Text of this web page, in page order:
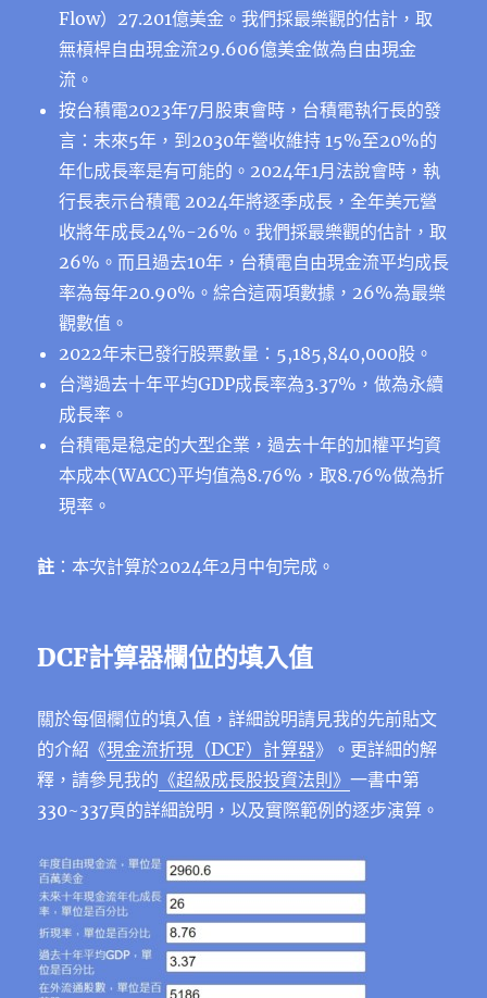
Flow）27.201億美金。我們採最樂觀的估計，取
無槓桿自由現金流29.606億美金做為自由現金
流。
按台積電2023年7月股東會時，台積電執行長的發
言：未來5年，到2030年營收維持 15%至20%的
年化成長率是有可能的。2024年1月法說會時，執
行長表示台積電 2024年將逐季成長，全年美元營
收將年成長24%-26%。我們採最樂觀的估計，取
26%。而且過去10年，台積電自由現金流平均成長
率為每年20.90%。綜合這兩項數據，26%為最樂
觀數值。
2022年末已發行股票數量：5,185,840,000股。
台灣過去十年平均GDP成長率為3.37%，做為永續
成長率。
台積電是稳定的大型企業，過去十年的加權平均資
本成本(WACC)平均值為8.76%，取8.76%做為折
現率。
註 ：本次計算於2024年2月中旬完成。
DCF計算器欄位的填入值
關於每個欄位的填入值，詳細說明請見我的先前貼文
的介紹《現金流折現（DCF）計算器》。更詳細的解
釋，請參見我的 《超級成長股投資法則》一書中第
330~337頁的詳細說明，以及實際範例的逐步演算。